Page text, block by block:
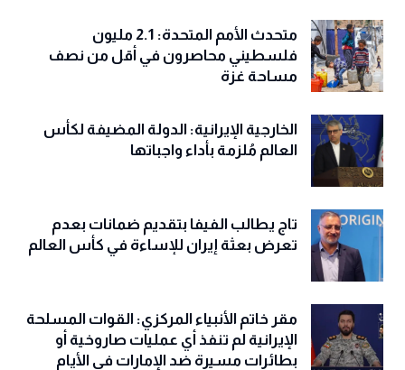
متحدث الأمم المتحدة: 2.1 مليون
فلسطيني محاصرون في أقل من نصف
مساحة غزة
الخارجية الإيرانية: الدولة المضيفة لكأس
العالم مُلزمة بأداء واجباتها
تاج يطالب الفيفا بتقديم ضمانات بعدم
تعرض بعثة إيران للإساءة في كأس العالم
مقر خاتم الأنبياء المركزي: القوات المسلحة
الإيرانية لم تنفذ أي عمليات صاروخية أو
بطائرات مسيرة ضد الإمارات في الأيام